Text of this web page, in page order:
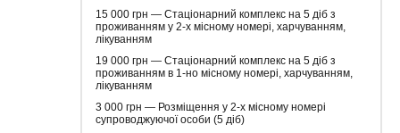
15 000 грн — Стаціонарний комплекс на 5 діб з
проживанням у 2-х місному номері, харчуванням,
лікуванням
19 000 грн — Стаціонарний комплекс на 5 діб з
проживанням в 1-но місному номері, харчуванням,
лікуванням
3 000 грн — Розміщення у 2-х місному номері
супроводжуючої особи (5 діб)